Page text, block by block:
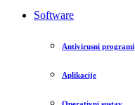
Software
Antivirusni programi
Aplikacije
Operativni sustav